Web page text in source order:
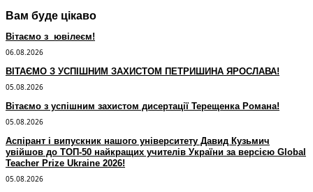
Вам буде цікаво
Вітаємо з ювілеєм!
06.08.2026
ВІТАЄМО З УСПІШНИМ ЗАХИСТОМ ПЕТРИШИНА ЯРОСЛАВА!
05.08.2026
Вітаємо з успішним захистом дисертації Терещенка Романа!
05.08.2026
Аспірант і випускник нашого університету Давид Кузьмич
увійшов до ТОП-50 найкращих учителів України за версією Global
Teacher Prize Ukraine 2026!
05.08.2026